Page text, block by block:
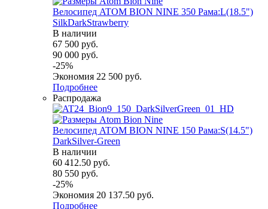
Велосипед ATOM BION NINE 350 Рама:L(18.5")
SilkDarkStrawberry
В наличии
67 500 руб.
90 000 руб.
-25%
Экономия 22 500 руб.
Подробнее
Распродажа
Велосипед ATOM BION NINE 150 Рама:S(14.5")
DarkSilver-Green
В наличии
60 412.50 руб.
80 550 руб.
-25%
Экономия 20 137.50 руб.
Подробнее